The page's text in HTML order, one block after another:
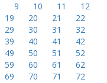
9 10 11
12
19 20 21
22
29 30 31
32
39 40 41
42
49 50 51
52
59 60 61
62
69 70 71
72